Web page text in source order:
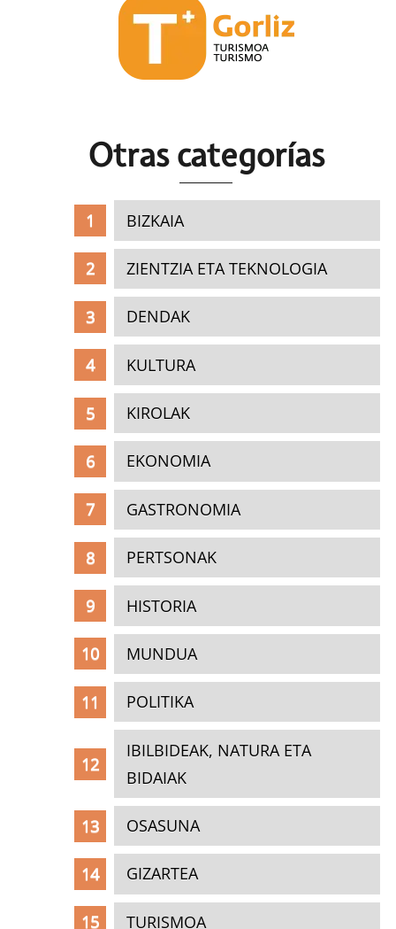
Otras categorías
BIZKAIA
ZIENTZIA ETA TEKNOLOGIA
DENDAK
KULTURA
KIROLAK
EKONOMIA
GASTRONOMIA
PERTSONAK
HISTORIA
MUNDUA
POLITIKA
IBILBIDEAK, NATURA ETA
BIDAIAK
OSASUNA
GIZARTEA
TURISMOA